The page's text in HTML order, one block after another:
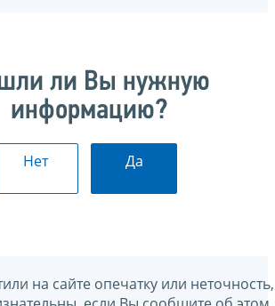
ли Вы нужную
информацию?
Нет Да
на сайте опечатку или неточность,